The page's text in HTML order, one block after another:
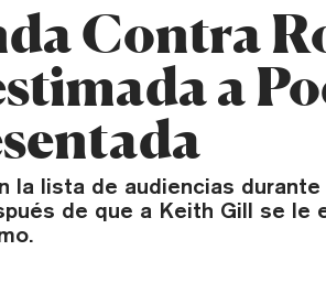
Contra
a
la lista de audiencias
de que a Keith Gill se le